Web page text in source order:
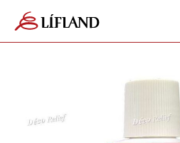
Karfan er tóm.